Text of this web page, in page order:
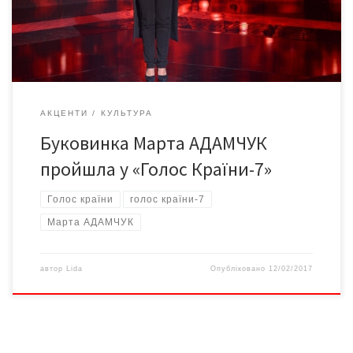
Анатолія ЖИТАРЮКА. Анатолій Миколайович 28 років прожив у
Кельменцях, де свого часу навіть директорував у […]
АКЦЕНТИ КУЛЬТУРА
Буковинка Марта АДАМЧУК
пройшла у «Голос Країни-7»
Голос країни голос країни-7
Марта АДАМЧУК
автор Lida Опубліковано 12/02/2017